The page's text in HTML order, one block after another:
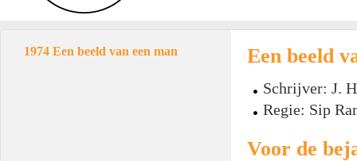
1974 Een beeld van een man Een beeld
Schrijver: J.
Regie: Sip
Voor de